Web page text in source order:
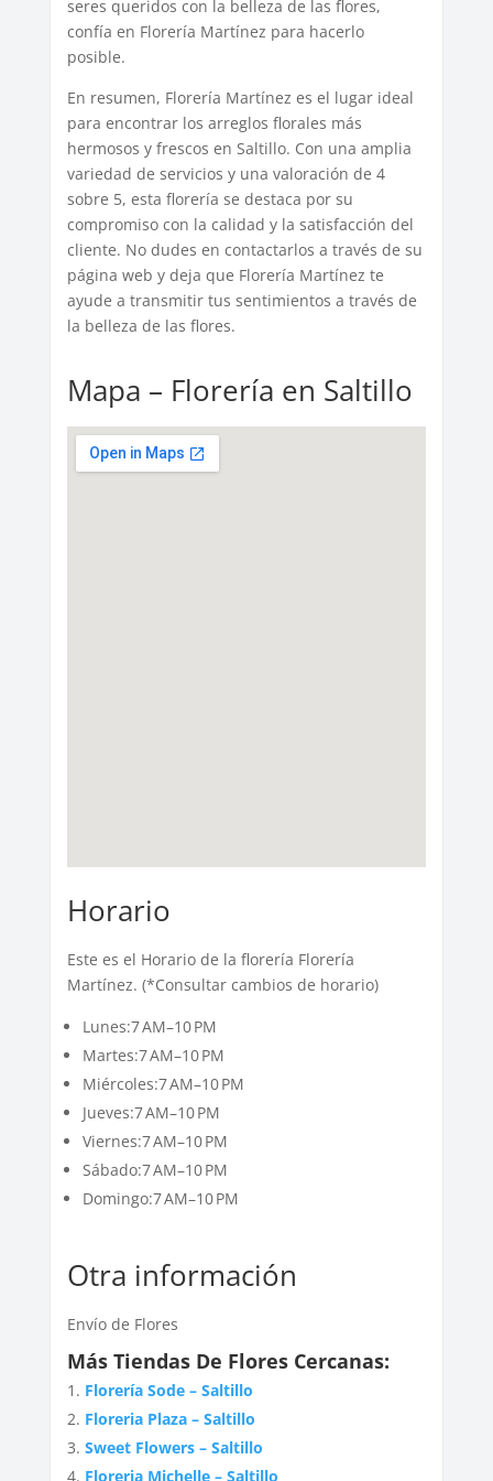
seres queridos con la belleza de las flores,
confía en Florería Martínez para hacerlo
posible.
En resumen, Florería Martínez es el lugar ideal
para encontrar los arreglos florales más
hermosos y frescos en Saltillo. Con una amplia
variedad de servicios y una valoración de 4
sobre 5, esta florería se destaca por su
compromiso con la calidad y la satisfacción del
cliente. No dudes en contactarlos a través de su
página web y deja que Florería Martínez te
ayude a transmitir tus sentimientos a través de
la belleza de las flores.
Mapa – Florería en Saltillo
Horario
Este es el Horario de la florería Florería
Martínez. (*Consultar cambios de horario)
Lunes:7 AM–10 PM
Martes:7 AM–10 PM
Miércoles:7 AM–10 PM
Jueves:7 AM–10 PM
Viernes:7 AM–10 PM
Sábado:7 AM–10 PM
Domingo:7 AM–10 PM
Otra información
Envío de Flores
Más Tiendas De Flores Cercanas:
Florería Sode – Saltillo
Floreria Plaza – Saltillo
Sweet Flowers – Saltillo
Floreria Michelle – Saltillo